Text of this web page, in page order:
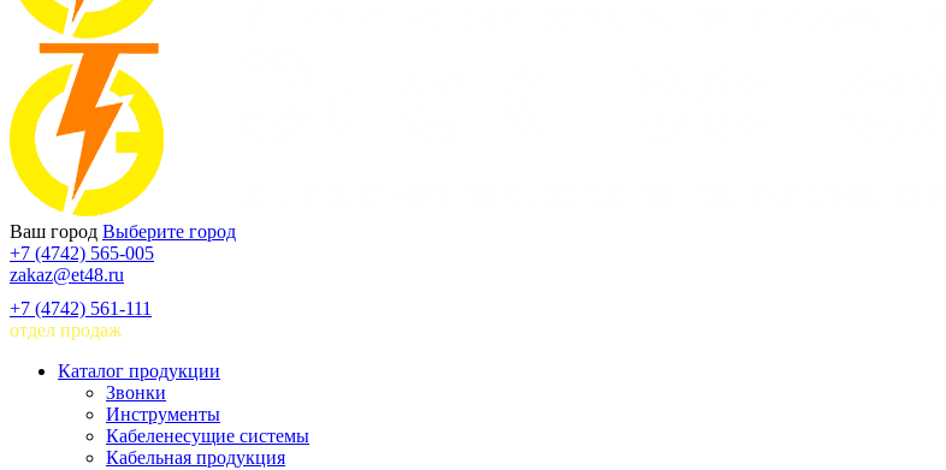
Ваш город Выберите город
+7 (4742) 565-005
zakaz@et48.ru
+7 (4742) 561-111
отдел продаж
Каталог продукции
Звонки
Инструменты
Кабеленесущие системы
Кабельная продукция